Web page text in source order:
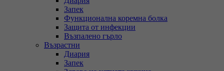
Запек
Функционална коремна болка
Защита от инфекции
Възпалено гърло
Възрастни
Диария
Запек